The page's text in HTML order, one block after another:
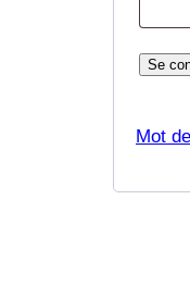
Se
Mot